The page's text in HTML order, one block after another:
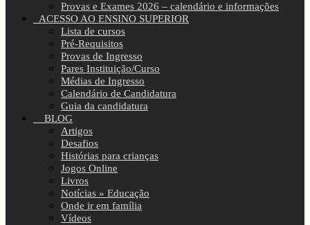
Provas e Exames 2026 – calendário e informações
ACESSO AO ENSINO SUPERIOR
Lista de cursos
Pré-Requisitos
Provas de Ingresso
Pares Instituição/Curso
Médias de Ingresso
Calendário de Candidatura
Guia da candidatura
BLOG
Artigos
Desafios
Histórias para crianças
Jogos Online
Livros
Notícias » Educação
Onde ir em família
Vídeos